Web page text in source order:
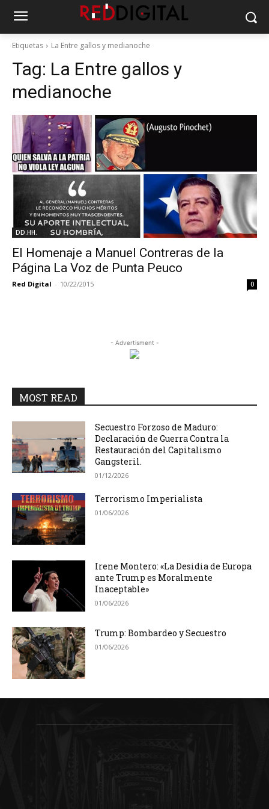
Etiquetas La Entre gallos y medianoche
Tag: La Entre gallos y
medianoche
DD.HH.
El Homenaje a Manuel Contreras de la
Página La Voz de Punta Peuco
Red Digital - 10/22/2015 0
- Advertisment -
MOST READ
Secuestro Forzoso de Maduro:
Declaración de Guerra Contra la
Restauración del Capitalismo
Gangsteril.
01/12/2026
Terrorismo Imperialista
01/06/2026
Irene Montero: «La Desidia de Europa
ante Trump es Moralmente
Inaceptable»
01/06/2026
Trump: Bombardeo y Secuestro
01/06/2026